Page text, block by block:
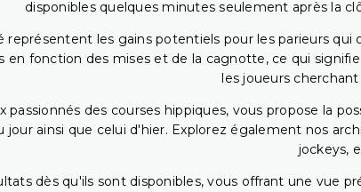
disponibles quelques minutes seulement après la
représentent les gains potentiels pour les parieurs
en fonction des mises et de la cagnotte, ce qui
les joueurs
passionnés des courses hippiques, vous propose la
ainsi que celui d'hier. Explorez également nos
jockeys,
dès qu'ils sont disponibles, vous offrant une vue